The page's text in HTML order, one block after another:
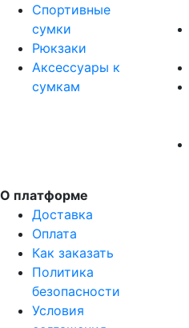
Спортивные
сумки
Рюкзаки
Аксессуары к
сумкам
О платформе
Доставка
Оплата
Как заказать
Политика
безопасности
Условия